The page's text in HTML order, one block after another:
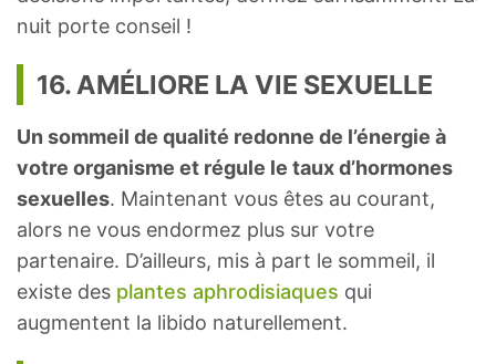
nuit porte conseil !
16. AMÉLIORE LA VIE SEXUELLE
Un sommeil de qualité redonne de l’énergie à
votre organisme et régule le taux d’hormones
sexuelles. Maintenant vous êtes au courant,
alors ne vous endormez plus sur votre
partenaire. D’ailleurs, mis à part le sommeil, il
existe des plantes aphrodisiaques qui
augmentent la libido naturellement.